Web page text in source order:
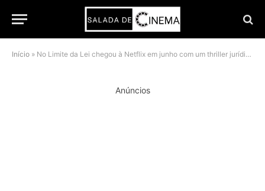
Início » No Limite da Lei chegou à Netflix em junho com um thriller jurídico tailandês que coloca o sistema no banco dos réus
Anúncios